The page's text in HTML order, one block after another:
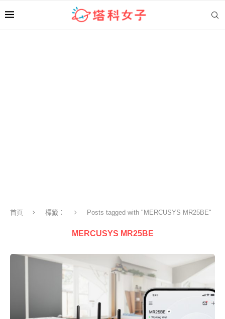
首頁 標籤： Posts tagged with "MERCUSYS MR25BE"
MERCUSYS MR25BE